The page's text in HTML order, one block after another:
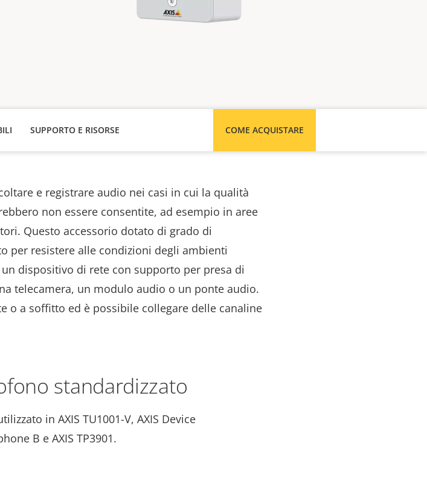
COME ACQUISTARE
SUPPORTO E RISORSE
e registrare audio nei casi in cui la qualità
non essere consentite, ad esempio in aree
Questo accessorio dotato di grado di
per resistere alle condizioni degli ambienti
dispositivo di rete con supporto per presa di
telecamera, un modulo audio o un ponte audio.
o a soffitto ed è possibile collegare delle canaline
standardizzato
in AXIS TU1001-V, AXIS Device
B e AXIS TP3901.